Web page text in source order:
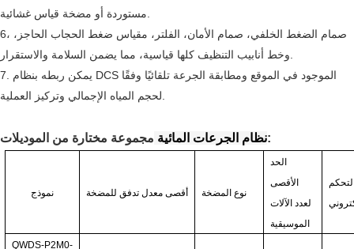
6، صمام الضغط الخلفي، صمام الأمان، الفلتر، مقياس ضغط الحجاب الحاجز،
7. يمكن ربطه بنظام DCS الموجود في الموقع ومطابقة الجرعة تلقائيًا وفقًا
نظام الجرعات المائيةمجموعة مختارة من الموديلات:
نموذج أقصى معدل تدفق للمضخة نوع المضخة
الحد
الأقصى
لعدد الآلات
الموسيقية
QWDS-P2M0-